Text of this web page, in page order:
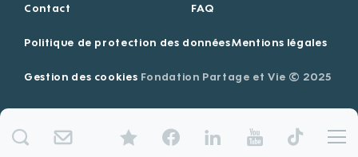
Contact FAQ
Politique de protection des donnéesMentions légales
Gestion des cookies Fondation Partage et Vie © 2025